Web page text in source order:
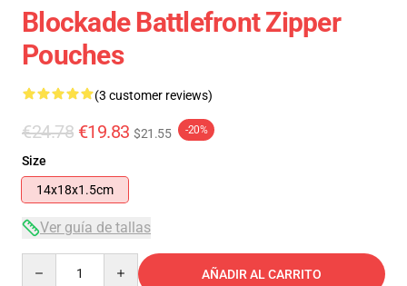
Blockade Battlefront Zipper
Pouches
(3 customer reviews)
€24.78 €19.83 $21.55 -20%
Size
14x18x1.5cm
Ver guía de tallas
AÑADIR AL CARRITO